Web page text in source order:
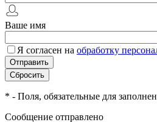
Ваше имя
Я согласен на обработку
* - Поля, обязательные для
Сообщение отправлено